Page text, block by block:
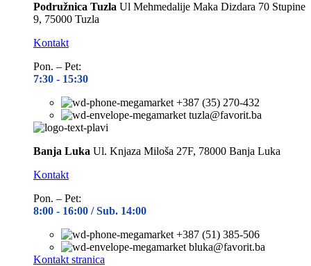
Podružnica Tuzla Ul Mehmedalije Maka Dizdara 70 Stupine
9, 75000 Tuzla
Kontakt
Pon. – Pet:
7:30 - 15:30
+387 (35) 270-432
tuzla@favorit.ba
Banja Luka Ul. Knjaza Miloša 27F, 78000 Banja Luka
Kontakt
Pon. – Pet:
8:00 - 16:00 / Sub. 14:00
+387 (51) 385-506
bluka@favorit.ba
Kontakt stranica